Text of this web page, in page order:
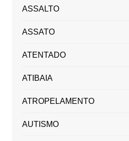
ASSALTO
ASSATO
ATENTADO
ATIBAIA
ATROPELAMENTO
AUTISMO